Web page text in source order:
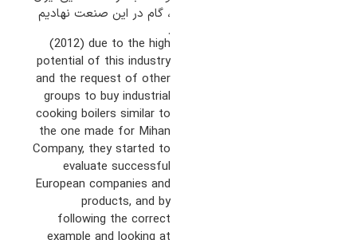
، گام در این صنعت نهادیم
.
(2012) due to the high
potential of this industry
and the request of other
groups to buy industrial
cooking boilers similar to
the one made for Mihan
Company, they started to
evaluate successful
European companies and
products, and by
following the correct